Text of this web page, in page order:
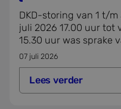
DKD-storing van 1 t/m 3 juli 2026
juli 2026 17.00 uur tot
15.30 uur was sprake
storing had ook
07 juli 2026
Lees verder